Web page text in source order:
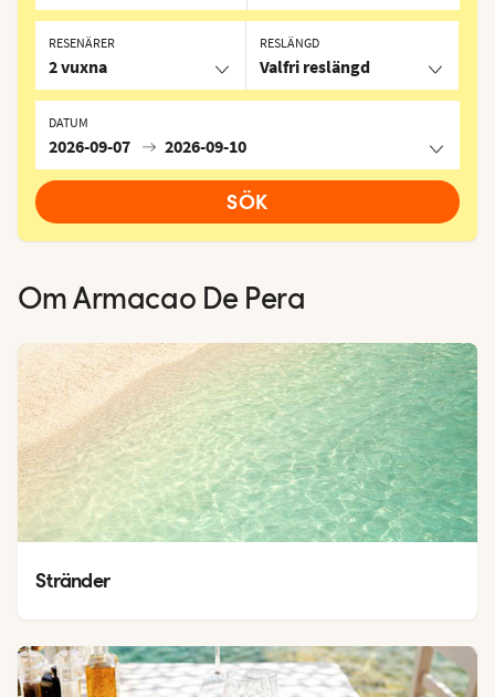
RESLÄNGD
Valfri reslängd
DATUM
2026-09-07 2026-09-10
RESENÄRER
2 vuxna
SÖK
Om Armacao De Pera
Stränder